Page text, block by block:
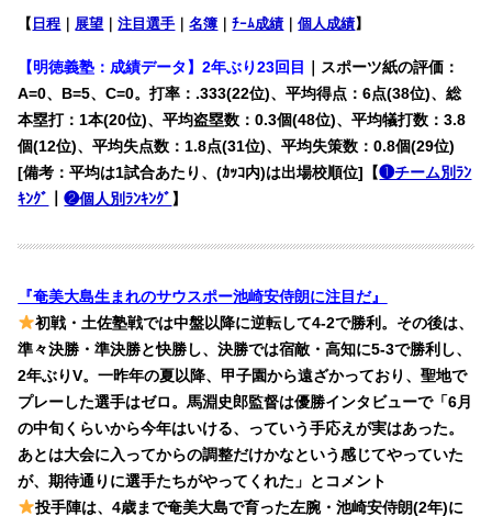
【 日程 展望 ｜注目選手 ｜名簿 ｜ﾁｰﾑ成績 ｜個人成績】
【明徳義塾：成績データ】2年ぶり23回目
｜スポーツ紙の評価：
A=0、B=5、C=0。打率：.333(22位)、平均得点：6点(38位)、総
本塁打：1本(20位)、平均盗塁数：0.3個(48位)、平均犠打数：3.8
個(12位)、平均失点数：1.8点(31位)、平均失策数：0.8個(29位)
[備考：平均は1試合あたり、(ｶｯｺ内)は出場校順位]【❶チーム別ﾗﾝ
ｷﾝｸﾞ
｜❷個人別ﾗﾝｷﾝｸﾞ 】
『奄美大島生まれのサウスポー池崎安侍朗に注目だ』
初戦・土佐塾戦では中盤以降に逆転して4-2で勝利。その後は、
準々決勝・準決勝と快勝し、決勝では宿敵・高知に5-3で勝利し、
2年ぶりV。一昨年の夏以降、甲子園から遠ざかっており、聖地で
プレーした選手はゼロ。馬淵史郎監督は優勝インタビューで「6月
の中旬くらいから今年はいける、っていう手応えが実はあった。
あとは大会に入ってからの調整だけかなという感じてやっていた
が、期待通りに選手たちがやってくれた」とコメント
投手陣は、4歳まで奄美大島で育った左腕・池崎安侍朗(2年)に